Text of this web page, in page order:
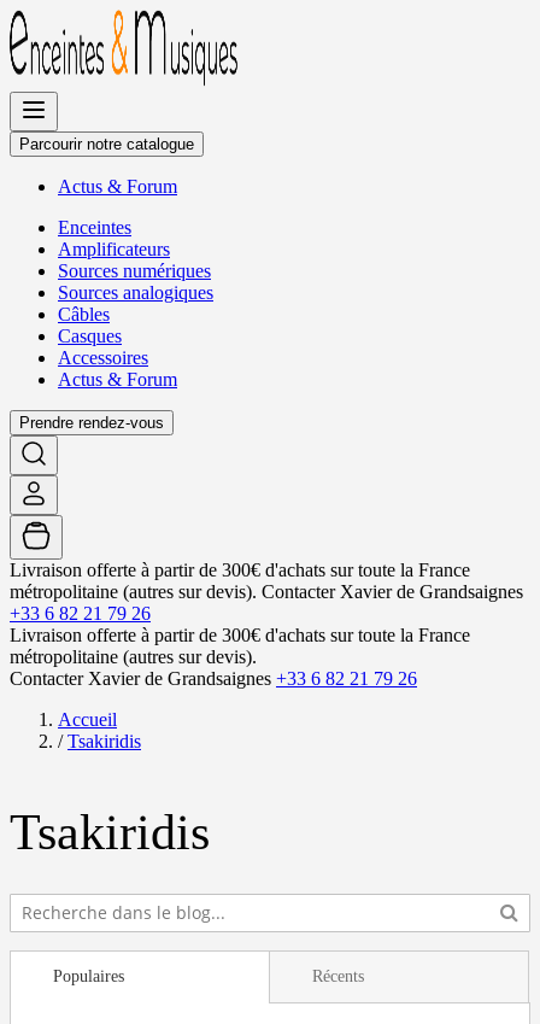
Allez
au
contenu
Parcourir notre catalogue
Actus & Forum
Enceintes
Amplificateurs
Sources numériques
Sources analogiques
Câbles
Casques
Accessoires
Actus & Forum
Prendre rendez-vous
Livraison offerte à partir de 300€ d'achats sur toute la France
métropolitaine (autres sur devis). Contacter Xavier de Grandsaignes
+33 6 82 21 79 26
Livraison offerte à partir de 300€ d'achats sur toute la France
métropolitaine (autres sur devis).
Contacter Xavier de Grandsaignes +33 6 82 21 79 26
Accueil
/ Tsakiridis
Tsakiridis
Populaires Récents